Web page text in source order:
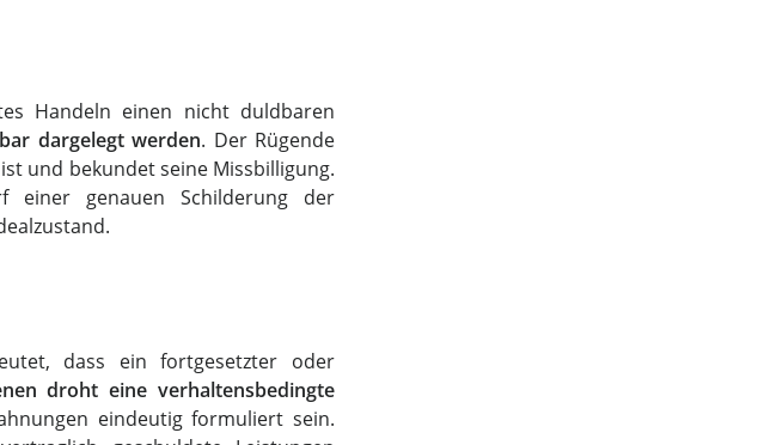
Handeln einen nicht duldbaren
dargelegt werden. Der Rügende
und bekundet seine Missbilligung.
einer genauen Schilderung der
dass ein fortgesetzter oder
droht eine verhaltensbedingte
eindeutig formuliert sein.